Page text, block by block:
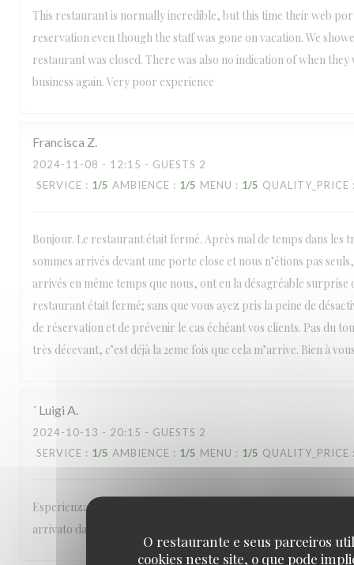
O restaurante e seus parceiros
cookies neste site, o que pode
This restaurant is normally incredible, but this time their web
reservation even though the staff was gone on vacation. We
restaurant was closed. There was also no indication of when
business again. Very poor experience
Francisca Z
2024-11-08 - 12:15 - GUESTS 2
SERVICE : 1/5 AMBIENCE : 1/5 MENU : 1/5 QUALITY_PRICE
Bonjour. Le restaurant était fermé. Après mal de temps dans les
sommes arrivés devant une porte close et nous n’étions pas
arrivés en même temps que nous, ont eu la désagréable surprise
restaurant était fermé; sans que vous ayez pris la peine de
de réservation et de prévenir le cas échéant vos clients. Pas du
très décevant, c’est déjà la 2eme fois que cela m’arrive. Bien à
´ Luigi A
2024-10-13 - 20:15 - GUESTS 2
SERVICE : 1/5 AMBIENCE : 1/5 MENU : 1/5 QUALITY_PRICE
Esperienza pessima, perché nonostante la riservazione
arrivato davanti al vostro ristorante ed era chiuso